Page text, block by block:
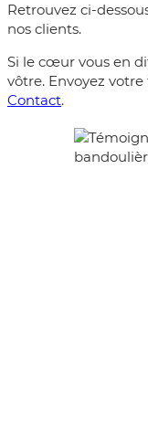
Retrouvez ci-
nos clients.
Si le cœur vous en
vôtre. Envoyez
Contact.